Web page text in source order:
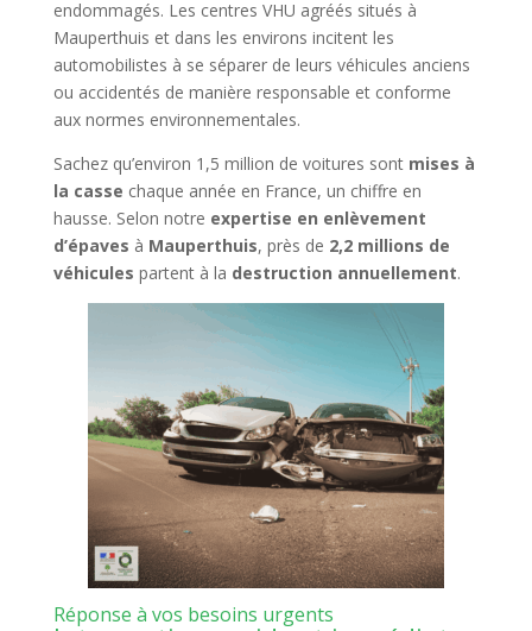
endommagés. Les centres VHU agréés situés à
Mauperthuis et dans les environs incitent les
automobilistes à se séparer de leurs véhicules anciens
ou accidentés de manière responsable et conforme
aux normes environnementales.
Sachez qu’environ 1,5 million de voitures sont mises à
la casse chaque année en France, un chiffre en
hausse. Selon notre expertise en enlèvement
d’épaves à Mauperthuis, près de 2,2 millions de
véhicules partent à la destruction annuellement.
Réponse à vos besoins urgents